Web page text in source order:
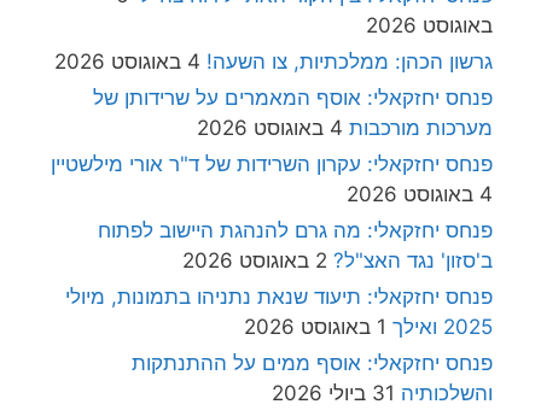
באוגוסט 2026
גרשון הכהן: ממלכתיות, צו השעה! 4 באוגוסט 2026
פנחס יחזקאלי: אוסף המאמרים על שרידותן של
מערכות מורכבות 4 באוגוסט 2026
פנחס יחזקאלי: עקרון השרידות של ד"ר אורי מילשטיין
4 באוגוסט 2026
פנחס יחזקאלי: מה גרם להנהגת היישוב לפתוח
ב'סזון' נגד האצ"ל? 2 באוגוסט 2026
פנחס יחזקאלי: תיעוד שנאת נתניהו בתמונות, מיולי
2025 ואילך
1 באוגוסט 2026
פנחס יחזקאלי: אוסף ממים על ההתנתקות
והשלכותיה 31 ביולי 2026